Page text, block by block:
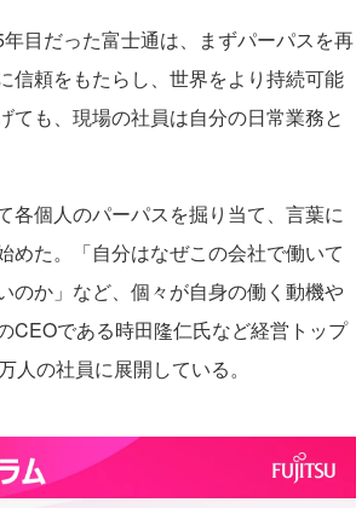
目だった富士通は、まずパーパスを再
信頼をもたらし、世界をより持続可能
ても、現場の社員は自分の日常業務と
個人のパーパスを掘り当て、言葉に
めた。「自分はなぜこの会社で働いて
のか」など、個々が自身の働く動機や
CEOである時田隆仁氏など経営トップ
の社員に展開している。